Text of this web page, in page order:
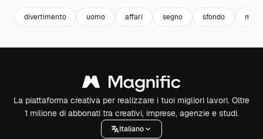
divertimento uomo affari segno sfondo
La piattaforma creativa per realizzare i tuoi migliori lavori. Oltre
1 milione di abbonati tra creativi, imprese, agenzie e studi.
Italiano